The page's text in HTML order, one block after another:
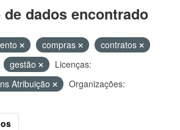
dados encontrado
compras
contratos
gestão
Licenças:
Atribuição
Organizações: